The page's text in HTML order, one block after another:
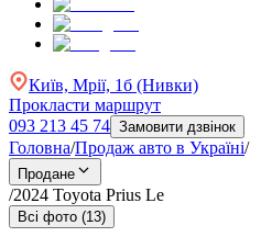
Київ, Мрії, 1б (Нивки)
Прокласти маршрут
093 213 45 74 Замовити дзвінок
Головна/Продаж авто в Україні/
Продане
/2024 Toyota Prius Le
Всі фото (13)